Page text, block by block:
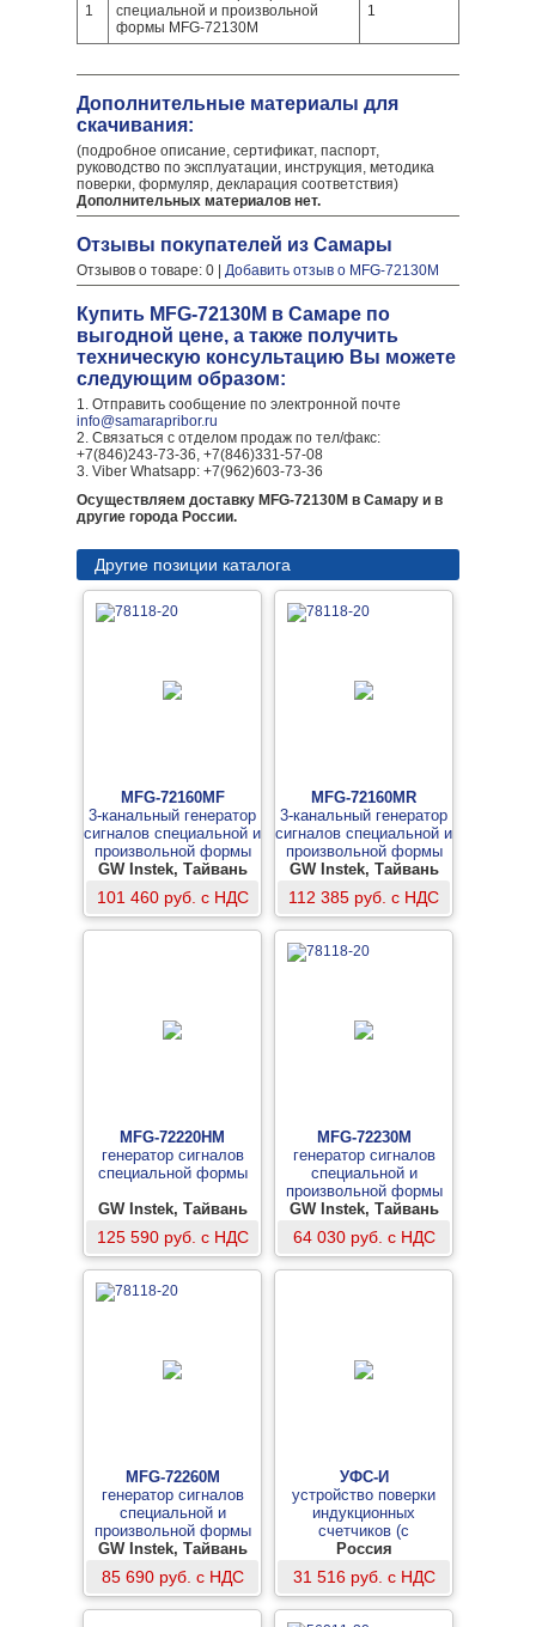
1
специальной и произвольной
формы MFG-72130M
1
Дополнительные материалы для
скачивания:
(подробное описание, сертификат, паспорт,
руководство по эксплуатации, инструкция, методика
поверки, формуляр, декларация соответствия)
Дополнительных материалов нет.
Отзывы покупателей из Самары
Отзывов о товаре: 0 | Добавить отзыв о MFG-72130M
Купить MFG-72130M в Самаре по
выгодной цене, а также получить
техническую консультацию Вы можете
следующим образом:
1. Отправить сообщение по электронной почте
info@samarapribor.ru
2. Связаться с отделом продаж по тел/факс:
+7(846)243-73-36, +7(846)331-57-08
3. Viber Whatsapp: +7(962)603-73-36
Осуществляем доставку MFG-72130M в Самару и в
другие города России.
Другие позиции каталога
MFG-72160MF
3-канальный генератор
сигналов специальной и
произвольной формы
GW Instek, Тайвань
101 460 руб. с НДС
MFG-72160MR
3-канальный генератор
сигналов специальной и
произвольной формы
GW Instek, Тайвань
112 385 руб. с НДС
MFG-72220HM
генератор сигналов
специальной формы
GW Instek, Тайвань
125 590 руб. с НДС
MFG-72230M
генератор сигналов
специальной и
произвольной формы
GW Instek, Тайвань
64 030 руб. с НДС
MFG-72260M
генератор сигналов
специальной и
произвольной формы
GW Instek, Тайвань
85 690 руб. с НДС
УФС-И
устройство поверки
индукционных
счетчиков (с
держателем)
Россия
31 516 руб. с НДС